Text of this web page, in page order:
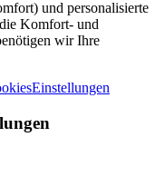
und personalisierte
Komfort- und
wir Ihre
Einstellungen